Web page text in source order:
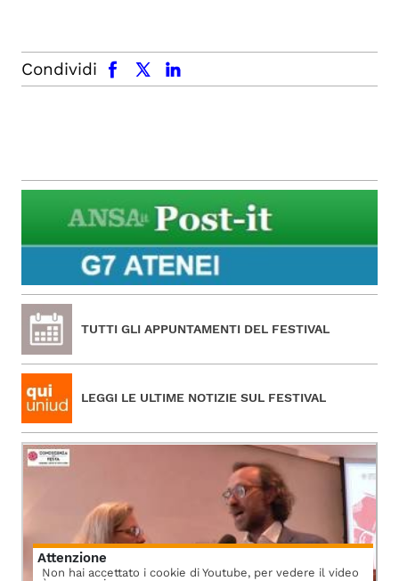
Condividi
facebook x.com linkedin
TUTTI GLI APPUNTAMENTI DEL FESTIVAL
LEGGI LE ULTIME NOTIZIE SUL FESTIVAL
Attenzione
Non hai accettato i cookie di Youtube, per vedere il video